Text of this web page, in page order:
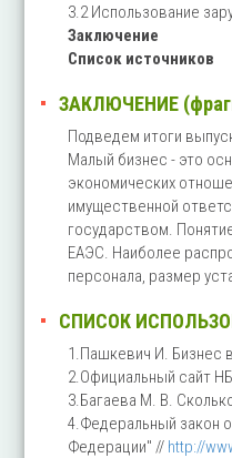
3.2 Использование
Заключение
Список источников
ЗАКЛЮЧЕНИЕ
Подведем итоги
Малый бизнес - это
экономических
имущественной
государством.
ЕАЭС. Наиболее
персонала, размер
СПИСОК
1.Пашкевич И. Бизнес
2.Официальный сайт
3.Багаева М. В.
4.Федеральный закон
Федерации" // http://